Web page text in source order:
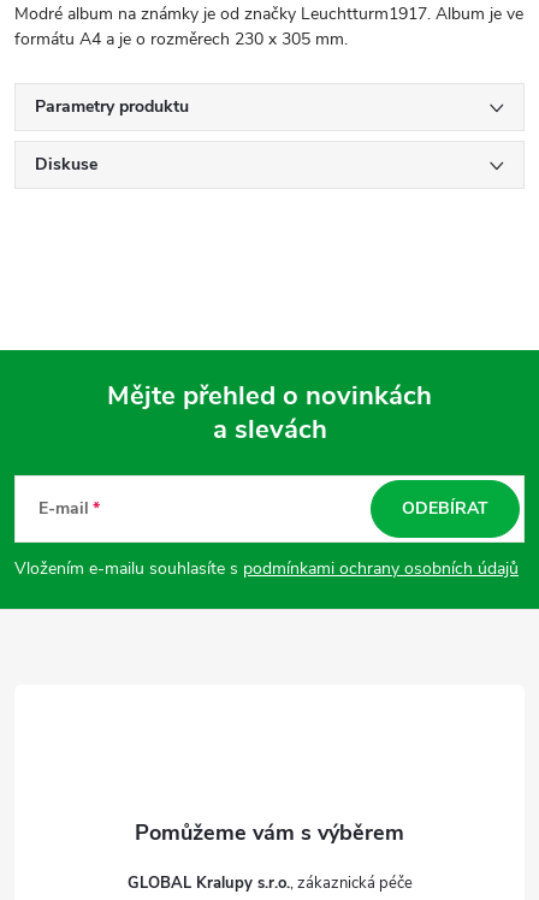
Modré album na známky je od značky Leuchtturm1917. Album je ve
formátu A4 a je o rozměrech 230 x 305 mm.
Parametry produktu
Diskuse
p
a
Mějte přehled o novinkách
a slevách
E-mail
Vložením e-mailu souhlasíte s podmínkami ochrany osobních údajů
ODEBÍRAT
GLOBAL Kralupy s.r.o.